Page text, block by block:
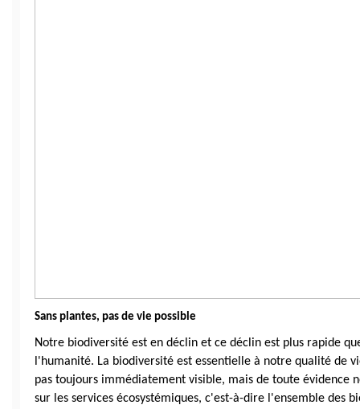
Sans plantes, pas de vie possible
Notre biodiversité est en déclin et ce déclin est plus rapide
l'humanité. La biodiversité est essentielle à notre qualité de
pas toujours immédiatement visible, mais de toute évidence
sur les services écosystémiques, c'est-à-dire l'ensemble des